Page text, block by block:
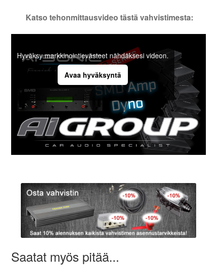
Katso tehonmittausvideo tästä vahvistimesta:
Hyväksy markkinointievästeet nähdäksesi videon.
Avaa hyväksyntä
Saatat myös pitää...